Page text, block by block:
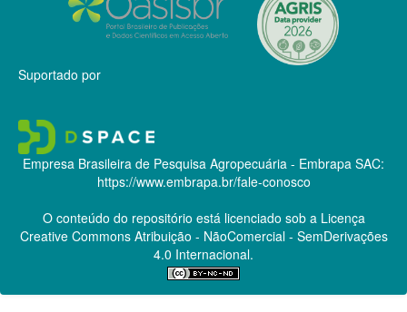
Suportado por
Empresa Brasileira de Pesquisa Agropecuária - Embrapa SAC:
https://www.embrapa.br/fale-conosco
O conteúdo do repositório está licenciado sob a Licença
Creative CommonsAtribuição - NãoComercial - SemDerivações
4.0 Internacional.